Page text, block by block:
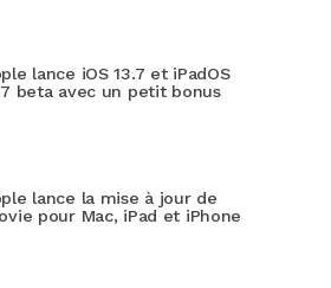
lance iOS 13.7 et iPadOS
beta avec un petit bonus
lance la mise à jour de
pour Mac, iPad et iPhone